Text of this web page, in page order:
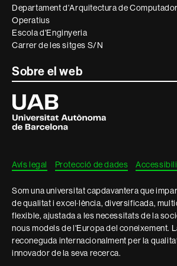
Departament d'Arquitectura de
Operatius
Escola d'Enginyeria
Carrer de les sitges S/N
Sobre el web
Universitat
Autònoma
de
Barcelona
Avís legal Protecció de dades
Som una universitat capdavantera que
de qualitat i excel·lència, diversificada,
flexible, ajustada a les necessitats de la
nous models de l'Europa del coneixement.
reconeguda internacionalment per la
innovador de la seva recerca.